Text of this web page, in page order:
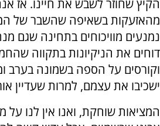
הקיץ שחוזר לשבש את חיינו. אז
מהאזעקות בשאיפה שהשבר של
נמנעים מוויכוחים בתחינה שגם
דוחים את הניקיונות בתקווה
וקורסים על הספה בשמונה בערב
ישכיבו את עצמם, למרות שעדיין
המציאות שוחקת, ואנו אין לנו על